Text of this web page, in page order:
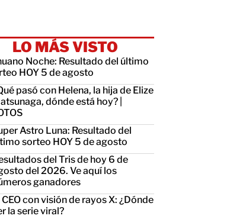
LO MÁS VISTO
Noche: Resultado del último
HOY 5 de agosto
pasó con Helena, la hija de Elize
dónde está hoy? |
Astro Luna: Resultado del
sorteo HOY 5 de agosto
del Tris de hoy 6 de
del 2026. Ve aquí los
ganadores
CEO con visión de rayos X: ¿Dónde
la serie viral?